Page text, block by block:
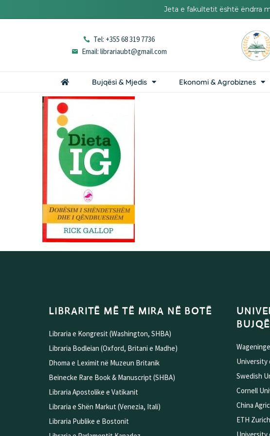
Jeta e fakultetit është ëndrra
Tel: +355 68 319 7736
Email: librariaubt@gmail.com
Bujqësi & Mjedis Ekonomi & Agrobiznes
LIBRARITË MË TË MIRA NË BOTË
Libraria e Kongresit (Washington, SHBA)
Libraria Bodleian (Oxford, Britani e Madhe)
Dhoma e Leximit në Muzeun Britanik
Beinecke Rare Book & Manuscript (SHBA)
Libraria Apostolike e Vatikanit
Libraria e Shën Markut (Venezia, Itali)
Libraria Publike e Bostonit
University
Swedish
Cornell
China
ETH Zurich